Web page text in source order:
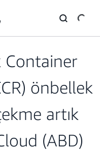
Container
önbellek
artık
(ABD)